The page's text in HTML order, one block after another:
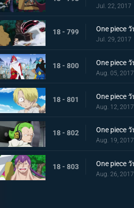
Jul. 22, 2017
18 - 799
Jul. 29, 2017
18 - 800
Aug. 05, 2017
18 - 801
Aug. 12, 2017
18 - 802
Aug. 19, 2017
18 - 803
Aug. 26, 2017